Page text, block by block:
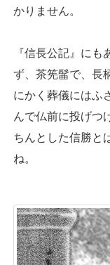
かりません。
『信長公記』に
ず、茶筅髷で、長
にかく葬儀にはふ
んで仏前に投げつ
ちんとした信勝と
ね。